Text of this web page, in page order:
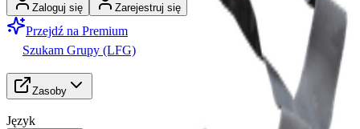
Zaloguj się Zarejestruj się
Przejdź na Premium
Szukam Grupy (LFG)
Zasoby
Język